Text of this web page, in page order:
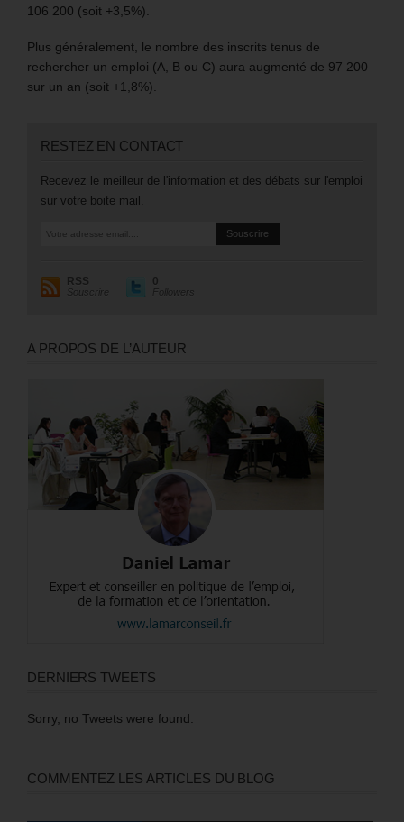
106 200 (soit +3,5%).
Plus généralement, le nombre des inscrits tenus de
rechercher un emploi (A, B ou C) aura augmenté de 97 200
sur un an (soit +1,8%).
RESTEZ EN CONTACT
Recevez le meilleur de l'information et des débats sur l'emploi
sur votre boite mail.
RSS
Souscrire
0
Followers
A PROPOS DE L’AUTEUR
DERNIERS TWEETS
Sorry, no Tweets were found.
COMMENTEZ LES ARTICLES DU BLOG